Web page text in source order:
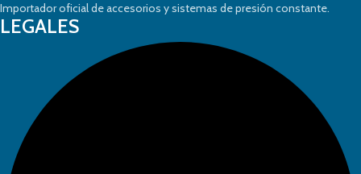
Importador oficial de accesorios y sistemas de presión constante.
LEGALES